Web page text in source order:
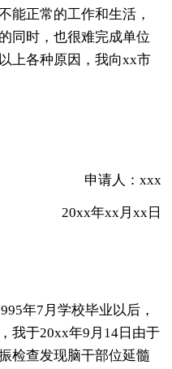
正常的工作和生活，
同时，也很难完成单位
上各种原因，我向xx市
申请人：xxx
20xx年xx月xx日
年7月学校毕业以后，
我于20xx年9月14日由于
检查发现脑干部位延髓